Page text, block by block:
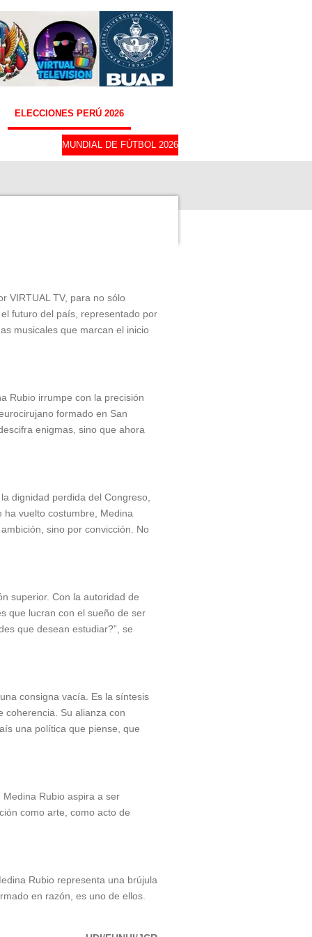
ELECCIONES PERÚ 2026
MUNDIAL DE FÚTBOL 2026
VIRTUAL TV, para no sólo
futuro del país, representado por
musicales que marcan el inicio
Rubio irrumpe con la precisión
formado en San
enigmas, sino que ahora
dignidad perdida del Congreso,
vuelto costumbre, Medina
sino por convicción. No
superior. Con la autoridad de
que lucran con el sueño de ser
que desean estudiar?”, se
consigna vacía. Es la síntesis
coherencia. Su alianza con
una política que piense, que
Rubio aspira a ser
como arte, como acto de
Rubio representa una brújula
en razón, es uno de ellos.